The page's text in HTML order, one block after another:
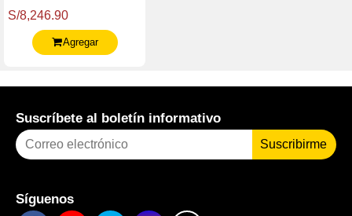
Usb, Rs-232 (Db-9)
S/8,246.90
Agregar
Suscríbete al boletín informativo
Suscribirme
Síguenos